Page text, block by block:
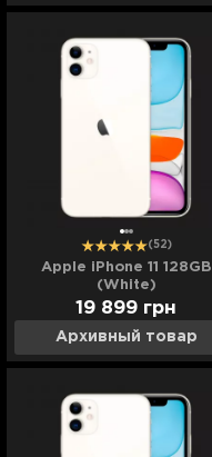
(52)
Apple iPhone 11 128GB
(White)
Архивный товар
19 899 грн